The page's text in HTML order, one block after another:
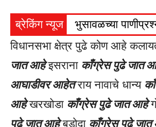
ब्रेकिंग न्यूज भुसावळच्या
विधानसभा क्षेत्र पुढे कोण आहे
जात आहेइसराना काँग्रेस पुढे जात
आघाडीवर आहेतराय नावाचे धान्य
आहेखरखोडा काँग्रेस पुढे जात आहे
पुढे जात आहेबडोदा काँग्रेस पुढे